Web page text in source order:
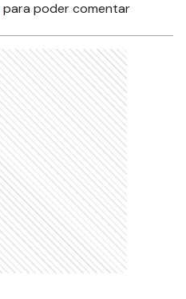
para poder comentar